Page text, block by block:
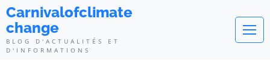
Carnivalofclimatechange -
Carnivalofclimate
change
BLOG D'ACTUALITÉS ET
D'INFORMATIONS